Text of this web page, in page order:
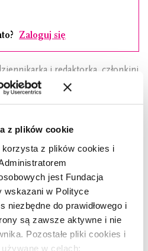
z plików cookie
z plików cookies i
jest Fundacja
wskazani w Polityce
niezbędne do prawidłowego i
są zawsze aktywne i nie
Pozostałe pliki cookies i
w celach:
Zaloguj się
i redaktorka, członkini
z filozofii na
nominowana do
,Silla
Pasterze smoków,
.
numerze 9/2018
opinii" pod tytułem
o przyczynach sukcesu
aby posłuchać
na